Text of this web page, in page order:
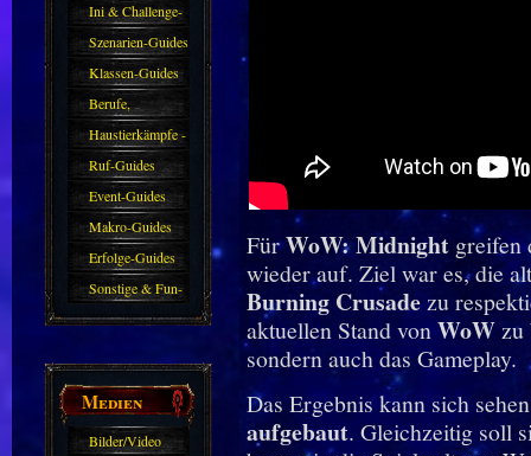
Ini & Challenge-
Guides
Szenarien-Guides
Klassen-Guides
Berufe,
Farmkarten und
Haustiere
Haustierkämpfe -
Guide
Ruf-Guides
Event-Guides
Makro-Guides
Erfolge-Guides
Sonstige & Fun-
Guides
Medien
Bilder/Video
FürWoW: Midnight greifen
wieder auf. Ziel war es, die
Burning Crusadezu
aktuellen Stand vonWoWzu
sondern auch das Gameplay.
Das Ergebnis kann sich
aufgebaut. Gleichzeitig soll